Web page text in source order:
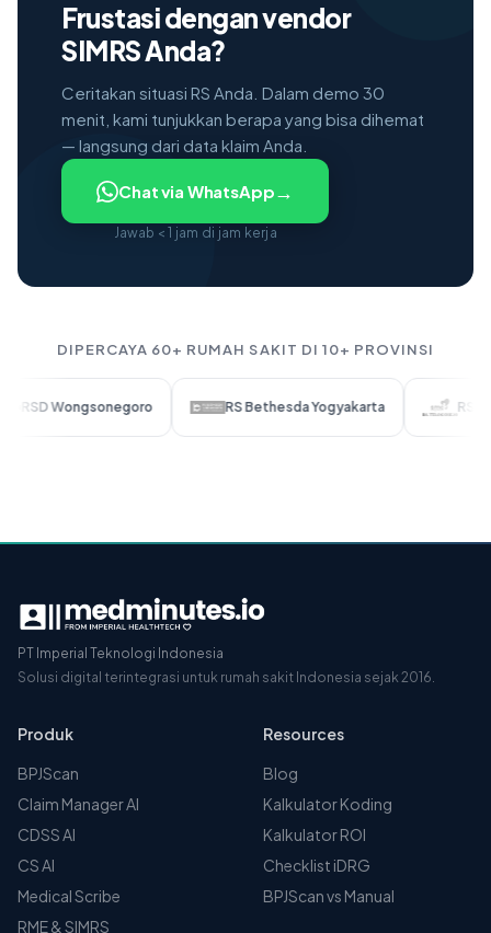
Frustasi dengan vendor
SIMRS Anda?
Ceritakan situasi RS Anda. Dalam demo 30
menit, kami tunjukkan berapa yang bisa dihemat
— langsung dari data klaim Anda.
Chat via WhatsApp→
Jawab < 1 jam di jam kerja
DIPERCAYA 60+ RUMAH SAKIT DI 10+ PROVINSI
RS Bethesda Yogyakarta RS SMC
PT Imperial Teknologi Indonesia
Solusi digital terintegrasi untuk rumah sakit Indonesia sejak 2016.
Produk
BPJScan
Claim Manager AI
CDSS AI
CS AI
Medical Scribe
RME & SIMRS
Resources
Blog
Kalkulator Koding
Kalkulator ROI
Checklist iDRG
BPJScan vs Manual